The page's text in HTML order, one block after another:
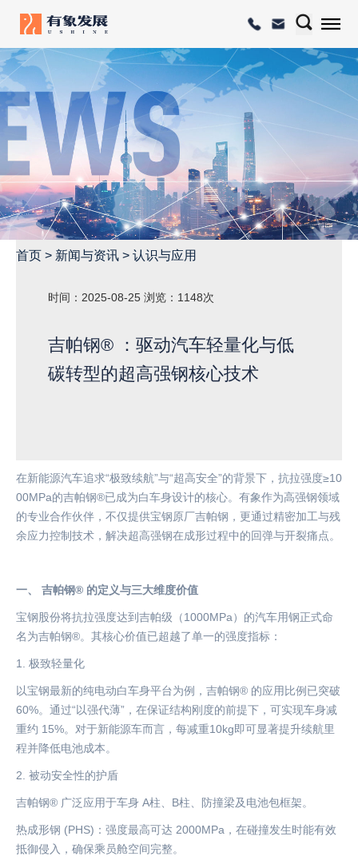
首页 > 新闻与资讯 > 认识与应用
时间：2025-08-25 浏览：1148次
吉帕钢® ：驱动汽车轻量化与低
碳转型的超高强钢核心技术
在新能源汽车追求“极致续航”与“超高安全”的背景下，抗拉强度≥10
00MPa的吉帕钢®已成为白车身设计的核心。有象作为高强钢领域
的专业合作伙伴，不仅提供宝钢原厂吉帕钢，更通过精密加工与残
余应力控制技术，解决超高强钢在成形过程中的回弹与开裂痛点。
一、 吉帕钢® 的定义与三大维度价值
宝钢股份将抗拉强度达到吉帕级（1000MPa）的汽车用钢正式命
名为吉帕钢®。其核心价值已超越了单一的强度指标：
1. 极致轻量化
以宝钢最新的纯电动白车身平台为例，吉帕钢® 的应用比例已突破
60%。通过“以强代薄”，在保证结构刚度的前提下，可实现车身减
重约 15%。对于新能源车而言，每减重10kg即可显著提升续航里
程并降低电池成本。
2. 被动安全性的护盾
吉帕钢® 广泛应用于车身 A柱、B柱、防撞梁及电池包框架。
热成形钢 (PHS)：强度最高可达 2000MPa，在碰撞发生时能有效
抵御侵入，确保乘员舱空间完整。